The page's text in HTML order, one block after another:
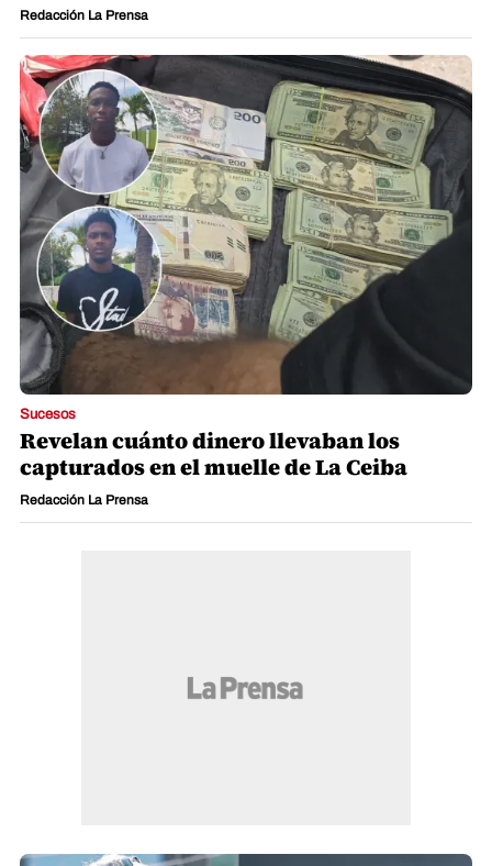
Redacción La Prensa
Sucesos
Revelan cuánto dinero llevaban los
capturados en el muelle de La Ceiba
Redacción La Prensa